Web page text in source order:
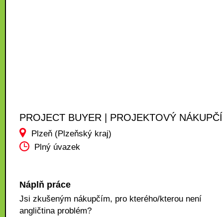
PROJECT BUYER | PROJEKTOVÝ NÁKUPČÍ
Plzeň (Plzeňský kraj)
Plný úvazek
Náplň práce
Jsi zkušeným nákupčím, pro kterého/kterou není
angličtina problém?